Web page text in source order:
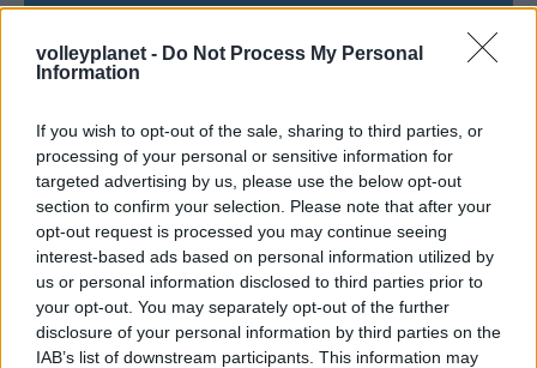
volleyplanet - Do Not Process My Personal
Information
If you wish to opt-out of the sale, sharing to third parties, or
processing of your personal or sensitive information for
targeted advertising by us, please use the below opt-out
section to confirm your selection. Please note that after your
opt-out request is processed you may continue seeing
interest-based ads based on personal information utilized by
us or personal information disclosed to third parties prior to
your opt-out. You may separately opt-out of the further
disclosure of your personal information by third parties on the
IAB’s list of downstream participants. This information may
ΠΕΝΥ ΡΟΝΤΟΓΙΑΝΝΗ
11/03/2026
Από την Περούτζια του 2000
στο σήμερα: Tο τρίτο
ευρωπαϊκό ραντεβού του
Παναθηναϊκού με την
ιστορία